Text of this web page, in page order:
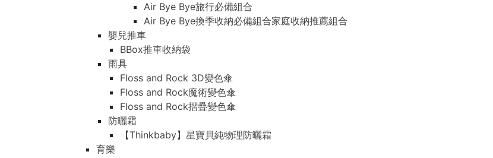
Air Bye Bye旅行必備組合
Air Bye Bye換季收納必備組合家庭收納推薦組合
嬰兒推車
BBox推車收納袋
雨具
Floss and Rock 3D變色傘
Floss and Rock魔術變色傘
Floss and Rock摺疊變色傘
防曬霜
【Thinkbaby】星寶貝純物理防曬霜
育樂